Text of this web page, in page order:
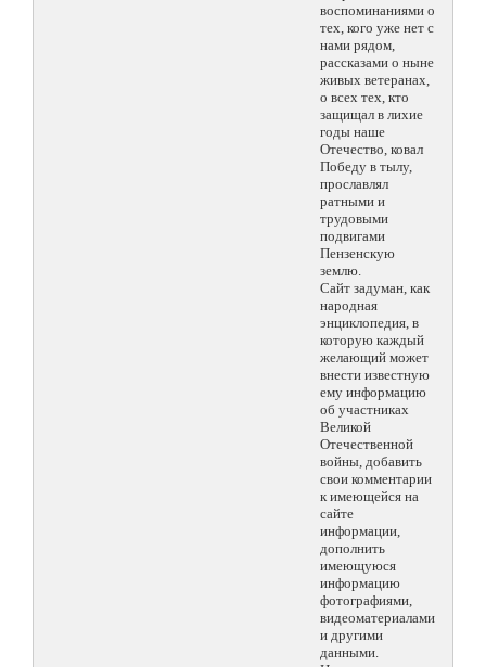
воспоминаниями о
тех, кого уже нет с
нами рядом,
рассказами о ныне
живых ветеранах,
о всех тех, кто
защищал в лихие
годы наше
Отечество, ковал
Победу в тылу,
прославлял
ратными и
трудовыми
подвигами
Пензенскую
землю.
Сайт задуман, как
народная
энциклопедия, в
которую каждый
желающий может
внести известную
ему информацию
об участниках
Великой
Отечественной
войны, добавить
свои комментарии
к имеющейся на
сайте
информации,
дополнить
имеющуюся
информацию
фотографиями,
видеоматериалами
и другими
данными.